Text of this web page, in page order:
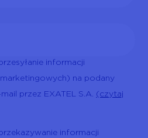
informacji
na podany
przez EXATEL S.A. (czytaj
informacji